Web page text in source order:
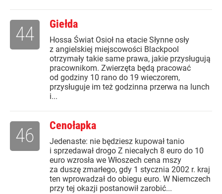
Giełda
Hossa Świat Osioł na etacie Słynne osły
z angielskiej miejscowości Blackpool
otrzymały takie same prawa, jakie przysługują
pracownikom. Zwierzęta będą pracować
od godziny 10 rano do 19 wieczorem,
przysługuje im też godzinna przerwa na lunch
i...
44
Cenołapka
Jedenaste: nie będziesz kupował tanio
i sprzedawał drogo Z niecałych 8 euro do 10
euro wzrosła we Włoszech cena mszy
za duszę zmarłego, gdy 1 stycznia 2002 r. kraj
ten wprowadzał do obiegu euro. W Niemczech
przy tej okazji postanowił zarobić...
46